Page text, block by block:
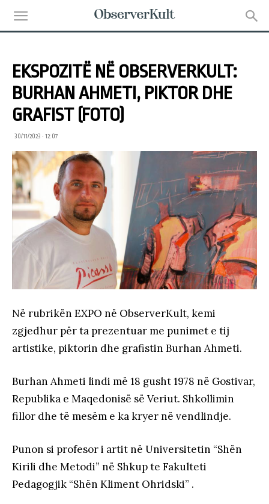
EKSPOZITË NË OBSERVERKULT:
BURHAN AHMETI, PIKTOR DHE
GRAFIST (FOTO)
30/11/2023 • 12:07
Në rubrikën EXPO në ObserverKult, kemi
zgjedhur për ta prezentuar me punimet e tij
artistike, piktorin dhe grafistin Burhan Ahmeti.
Burhan Ahmeti lindi më 18 gusht 1978 në Gostivar,
Republika e Maqedonisë së Veriut. Shkollimin
fillor dhe të mesëm e ka kryer në vendlindje.
Punon si profesor i artit në Universitetin “Shën
Kirili dhe Metodi” në Shkup te Fakulteti
Pedagogjik “Shën Kliment Ohridski” .